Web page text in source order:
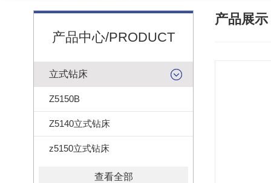
产品中心/PRODUCT
立式钻床
Z5150B
Z5140立式钻床
z5150立式钻床
查看全部
产品展示